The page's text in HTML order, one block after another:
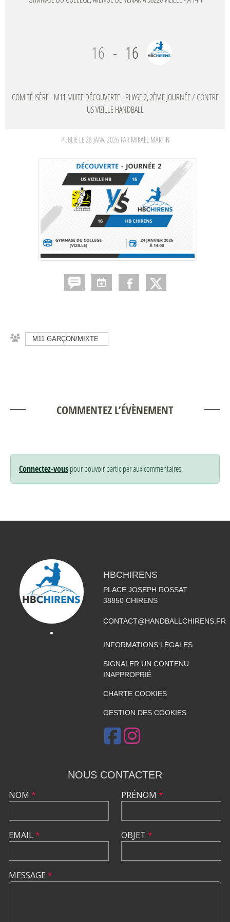
16 - 16
COMITÉ ISÈRE - M11 MIXTE DÉCOUVERTE - PHASE 2, 2ÈME JOURNÉE/ CONTRE
US VIZILLE HANDBALL
PUBLIÉ LE28 JANV. 2026 PAR MIKAËL MARTIN
M11 GARÇON/MIXTE
COMMENTEZ L’ÉVÈNEMENT
Connectez-vouspour pouvoir participer aux commentaires.
HBCHIRENS
PLACE JOSEPH ROSSAT
38850 CHIRENS
CONTACT@HANDBALLCHIRENS.FR
INFORMATIONS LÉGALES
SIGNALER UN CONTENU
INAPPROPRIÉ
CHARTE COOKIES
GESTION DES COOKIES
NOUS CONTACTER
NOM *
EMAIL*
PRÉNOM *
OBJET *
MESSAGE *